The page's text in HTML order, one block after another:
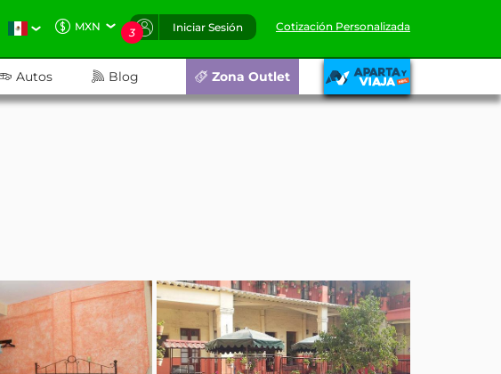
MXN 3 Iniciar Sesión Cotización Personalizada
Autos Blog Zona Outlet